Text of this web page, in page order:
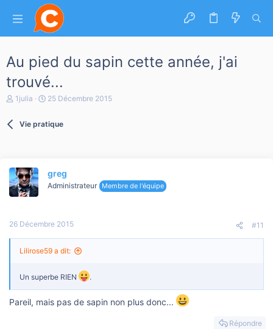
Au pied du sapin cette année, j'ai
trouvé...
A
e
l
a
d
c
1julia
D
e
b
u
25 Décembre 2015
Vie pratique
greg
Administrateur Membre de l'équipe
26 Décembre 2015 #11
Lilirose59 a dit:
Un superbe RIEN .
Pareil, mais pas de sapin non plus donc...
Répondre